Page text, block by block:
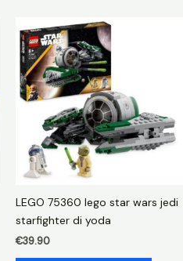
LEGO 75360 lego star wars jedi
starfighter di yoda
€39.90